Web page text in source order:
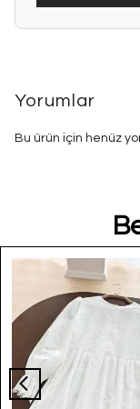
Yorumlar
Bu ürün için henüz